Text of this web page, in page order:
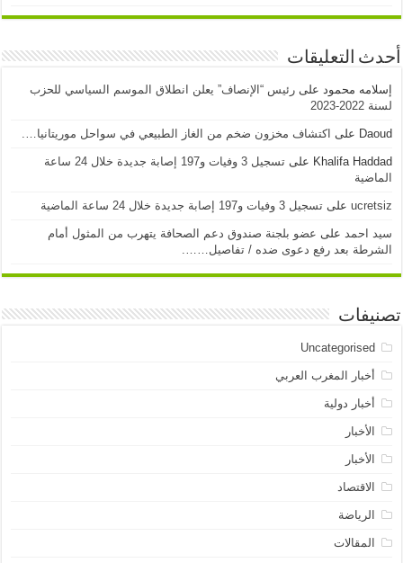
أحدث التعليقات
إسلامه محمود علىرئيس “الإنصاف” يعلن انطلاق الموسم السياسي للحزب
لسنة 2022-2023
Daoud على اكتشاف مخزون ضخم من الغاز الطبيعي في سواحل موريتانيا….
Khalifa Haddad على
تسجيل 3 وفيات و197 إصابة جديدة خلال 24 ساعة
الماضية
ucretsiz علىتسجيل 3 وفيات و197 إصابة جديدة خلال 24 ساعة الماضية
سيد احمد على عضو بلجنة صندوق دعم الصحافة يتهرب من المثول أمام
الشرطة بعد رفع دعوى ضده / تفاصيل…….
تصنيفات
Uncategorised
أخبار المغرب العربي
أخبار دولية
الأخبار
الأخبار
الاقتصاد
الرياضة
المقالات